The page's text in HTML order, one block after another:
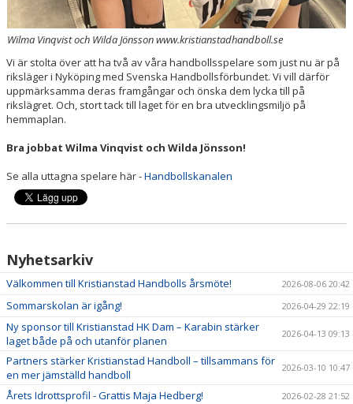
Wilma Vinqvist och Wilda Jönsson www.kristianstadhandboll.se
Vi är stolta över att ha två av våra handbollsspelare som just nu är på
riksläger i Nyköping med Svenska Handbollsförbundet. Vi vill därför
uppmärksamma deras framgångar och önska dem lycka till på
rikslägret. Och, stort tack till laget för en bra utvecklingsmiljö på
hemmaplan.
Bra jobbat Wilma Vinqvist och Wilda Jönsson!
Se alla uttagna spelare här -Handbollskanalen
Nyhetsarkiv
Välkommen till Kristianstad Handbolls årsmöte! 2026-08-06 20:42
Sommarskolan är igång! 2026-04-29 22:19
Ny sponsor till Kristianstad HK Dam – Karabin stärker
laget både på och utanför planen
2026-04-13 09:13
Partners stärker Kristianstad Handboll – tillsammans för
en mer jämställd handboll
2026-03-10 10:47
Årets Idrottsprofil - Grattis Maja Hedberg! 2026-02-28 21:52